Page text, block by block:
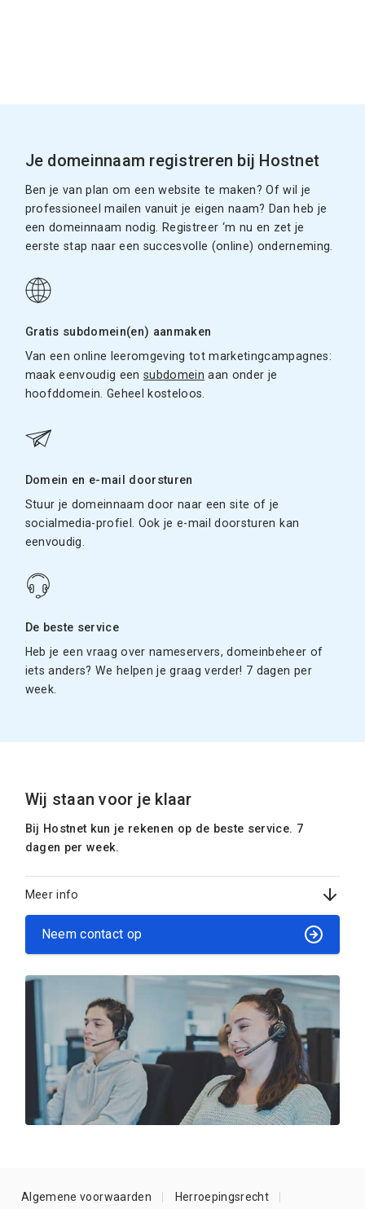
Je domeinnaam registreren bij Hostnet
Ben je van plan om een website te maken? Of wil je
professioneel mailen vanuit je eigen naam? Dan heb je
een domeinnaam nodig. Registreer ‘m nu en zet je
eerste stap naar een succesvolle (online) onderneming.
Gratis subdomein(en) aanmaken
Van een online leeromgeving tot marketingcampagnes:
maak eenvoudig eensubdomein aan onder je
hoofddomein. Geheel kosteloos.
Domein en e-mail doorsturen
Stuur je domeinnaam door naar een site of je
socialmedia-profiel. Ook je e-mail doorsturen kan
eenvoudig.
De beste service
Heb je een vraag over nameservers, domeinbeheer of
iets anders? We helpen je graag verder! 7 dagen per
week.
Wij staan voor je klaar
Bij Hostnet kun je rekenen op de beste service. 7
dagen per week.
Meer info
Neem contact op
Algemene voorwaarden Herroepingsrecht